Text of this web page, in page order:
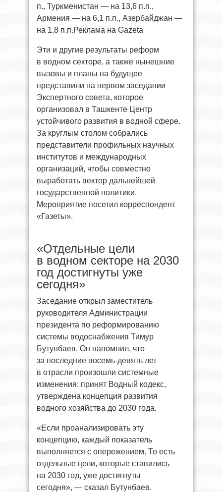
п., Туркменистан — на 13,6 п.п.,
Армения — на 6,1 п.п., Азербайджан —
на 1,8 п.п.Реклама на Gazeta
Эти и другие результаты реформ
в водном секторе, а также нынешние
вызовы и планы на будущее
представили на первом заседании
Экспертного совета, которое
организовал в Ташкенте Центр
устойчивого развития в водной сфере.
За круглым столом собрались
представители профильных научных
институтов и международных
организаций, чтобы совместно
выработать вектор дальнейшей
государственной политики.
Мероприятие посетил корреспондент
«Газеты».
«Отдельные цели
в водном секторе на 2030
год достигнуты уже
сегодня»
Заседание открыл заместитель
руководителя Администрации
президента по реформированию
системы водоснабжения Тимур
Бутунбаев. Он напомнил, что
за последние восемь-девять лет
в отрасли произошли системные
изменения: принят Водный кодекс,
утверждена концепция развития
водного хозяйства до 2030 года.
«Если проанализировать эту
концепцию, каждый показатель
выполняется с опережением. То есть
отдельные цели, которые ставились
на 2030 год, уже достигнуты
сегодня», — сказал Бутунбаев.